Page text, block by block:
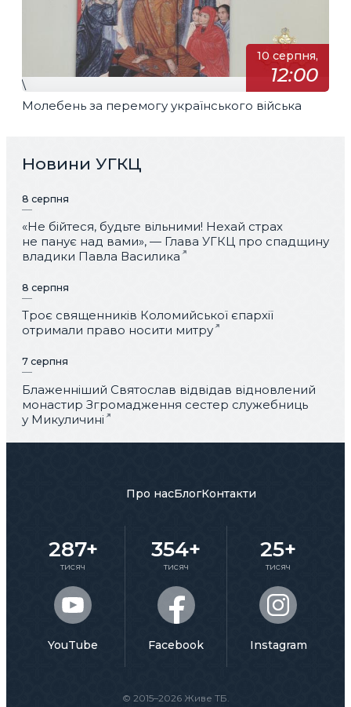
10 серпня,
12:00
\
Молебень за перемогу українського війська
Новини УГКЦ
8 серпня
«Не бійтеся, будьте вільними! Нехай страх
не панує над вами», — Глава УГКЦ про спадщину
владики Павла Василика
8 серпня
Троє священників Коломийської єпархії
отримали право носити митру
7 серпня
Блаженніший Святослав відвідав відновлений
монастир Згромадження сестер служебниць
у Микуличині
© 2015–2026 Живе ТБ.
Про насБлогКонтакти
287+
тисяч
YouTube
354+
тисяч
Facebook
25+
тисяч
Instagram